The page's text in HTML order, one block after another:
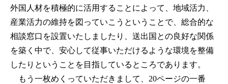
外国人材を積極的に活用することによって、地域活力、
産業活力の維持を図っていこうということで、総合的な
相談窓口を設置いたしましたり、送出国との良好な関係
を築く中で、安心して従事いただけるような環境を整備
したりということを目指しているところであります。
もう一枚めくっていただきまして、20ページの一番